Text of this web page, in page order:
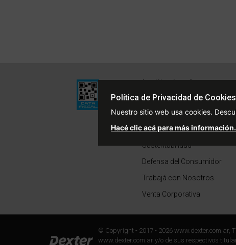
Institucional
Quiénes Somos
Políticas de Privacidad
Términos y Condiciones
Sustentabilidad
Defensa del Consumidor
Trabajá con Nosotros
Venta Corporativa
© Copyright - 2017 - 2026 www.dexter.com.ar,
www.dexter.com.ar y/o de sus respectivos
Política de Privacidad de Cookies
Nuestro sitio web usa cookies.
Hacé clic acá para más información.